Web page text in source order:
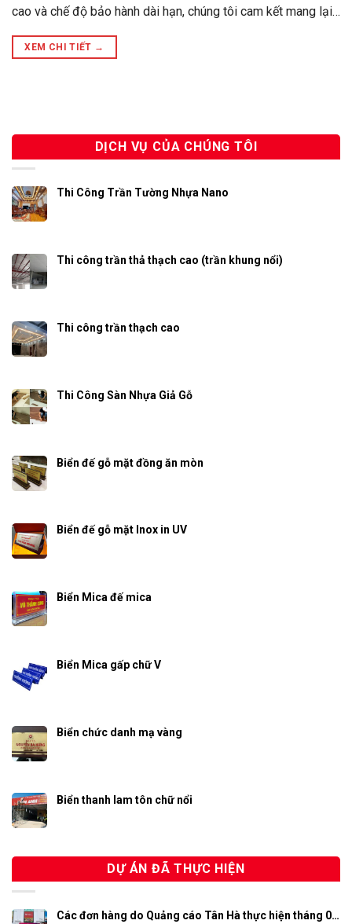
cao và chế độ bảo hành dài hạn, chúng tôi cam kết mang lại…
XEM CHI TIẾT →
DỊCH VỤ CỦA CHÚNG TÔI
Thi Công Trần Tường Nhựa Nano
Thi công trần thả thạch cao (trần khung nổi)
Thi công trần thạch cao
Thi Công Sàn Nhựa Giả Gỗ
Biển đế gỗ mặt đồng ăn mòn
Biển đế gỗ mặt Inox in UV
Biển Mica đế mica
Biển Mica gấp chữ V
Biển chức danh mạ vàng
Biển thanh lam tôn chữ nổi
DỰ ÁN ĐÃ THỰC HIỆN
Các đơn hàng do Quảng cáo Tân Hà thực hiện tháng 0…